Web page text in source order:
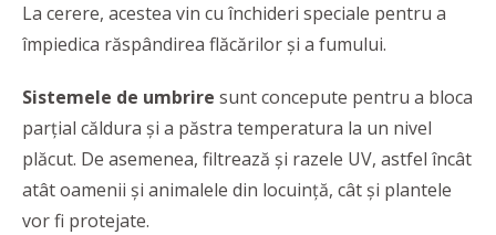
La cerere, acestea vin cu închideri speciale pentru a
împiedica răspândirea flăcărilor și a fumului.
Sistemele de umbrire sunt concepute pentru a bloca
parțial căldura și a păstra temperatura la un nivel
plăcut. De asemenea, filtrează și razele UV, astfel încât
atât oamenii și animalele din locuință, cât și plantele
vor fi protejate.